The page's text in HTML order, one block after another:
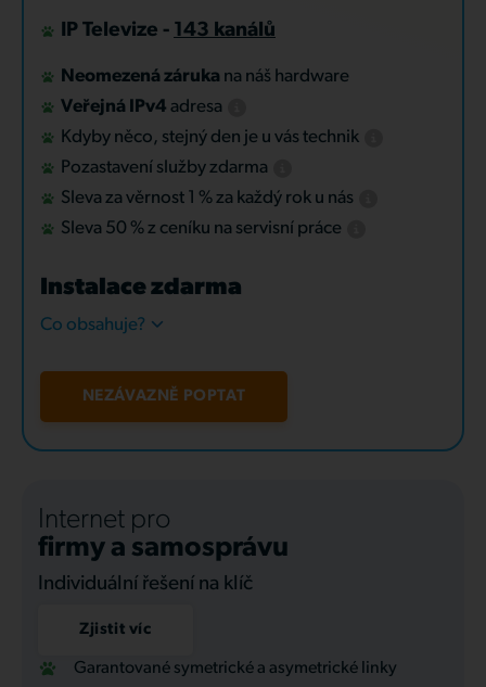
IP Televize - 143 kanálů
Neomezená záruka na náš hardware
Veřejná IPv4 adresa
Kdyby něco, stejný den je u vás technik
Pozastavení služby zdarma
Sleva za věrnost 1 % za každý rok u nás
Sleva 50 % z ceníku na servisní práce
Instalace zdarma
Co obsahuje?
NEZÁVAZNĚ POPTAT
Internet pro
firmy a samosprávu
Individuální řešení na klíč
Zjistit víc
Garantované symetrické a asymetrické linky